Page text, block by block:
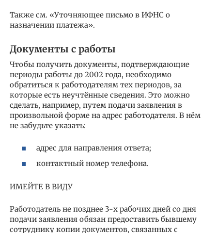
Также см. «Уточняющее письмо в ИФНС о
назначении платежа».
Документы с работы
Чтобы получить документы, подтверждающие
периоды работы до 2002 года, необходимо
обратиться к работодателям тех периодов, за
которые есть неучтённые сведения. Это можно
сделать, например, путем подачи заявления в
произвольной форме на адрес работодателя. В нём
не забудьте указать:
адрес для направления ответа;
контактный номер телефона.
ИМЕЙТЕ В ВИДУ
Работодатель не позднее 3-х рабочих дней со дня
подачи заявления обязан предоставить бывшему
сотруднику копии документов, связанных с